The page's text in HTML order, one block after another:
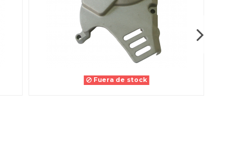
Fuera de stock